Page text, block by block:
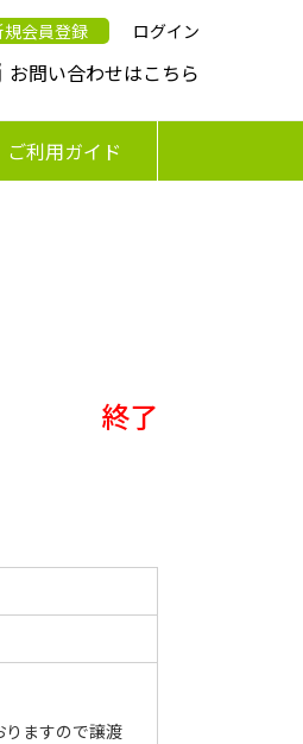
規会員登録 ログイン
お問い合わせはこちら
ご利用ガイド
終了
ますので譲渡